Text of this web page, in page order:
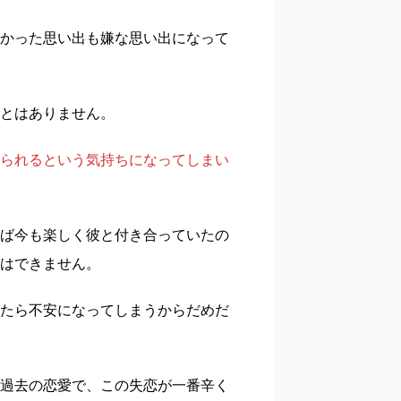
った思い出も嫌な思い出になって
はありません。
れるという気持ちになってしまい
今も楽しく彼と付き合っていたの
できません。
ら不安になってしまうからだめだ
去の恋愛で、この失恋が一番辛く